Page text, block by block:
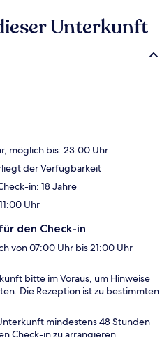
und Abendessen. Eine
und eine Terrasse gehören
lieben das hilfsbereite
Unterkunft
möglich bis: 23:00 Uhr
der Verfügbarkeit
in: 18 Jahre
Uhr
den Check-in
von 07:00 Uhr bis 21:00 Uhr
bitte im Voraus, um Hinweise
Die Rezeption ist zu bestimmten
mindestens 48 Stunden
Check-in zu arrangieren.